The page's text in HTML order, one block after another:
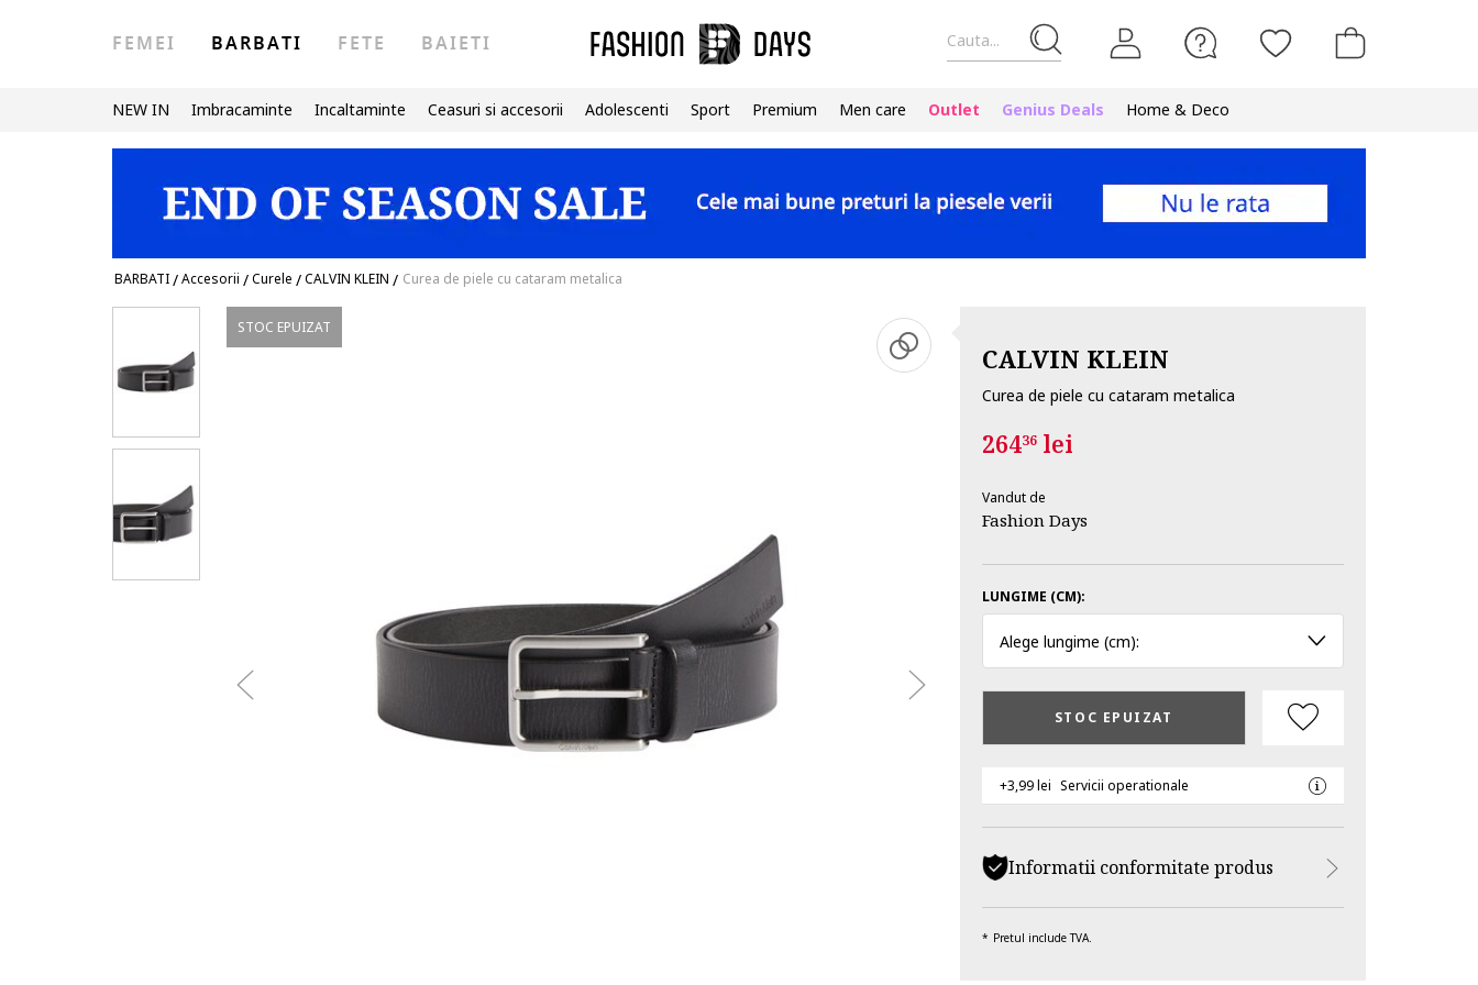
Cauta...
FEMEI BARBATI FETE BAIETI
NEW IN Imbracaminte Incaltaminte Ceasuri si accesorii Adolescenti Sport Premium Men care Outlet Genius Deals Home & Deco
BARBATI/Accesorii /Curele /CALVIN KLEIN / Curea de piele cu cataram metalica
STOC EPUIZAT
CALVIN KLEIN
Curea de piele cu cataram metalica
26436lei
Vandut de
Fashion Days
LUNGIME (CM):
Alege lungime (cm):
STOC EPUIZAT
+3,99 lei Servicii operationale
Informatii conformitate produs
Pretul include TVA.